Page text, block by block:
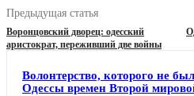
Предыдущая статья
Воронцовский дворец: одесский
аристократ, переживший две войны
Волонтерство, которого не
Одессы времен Второй